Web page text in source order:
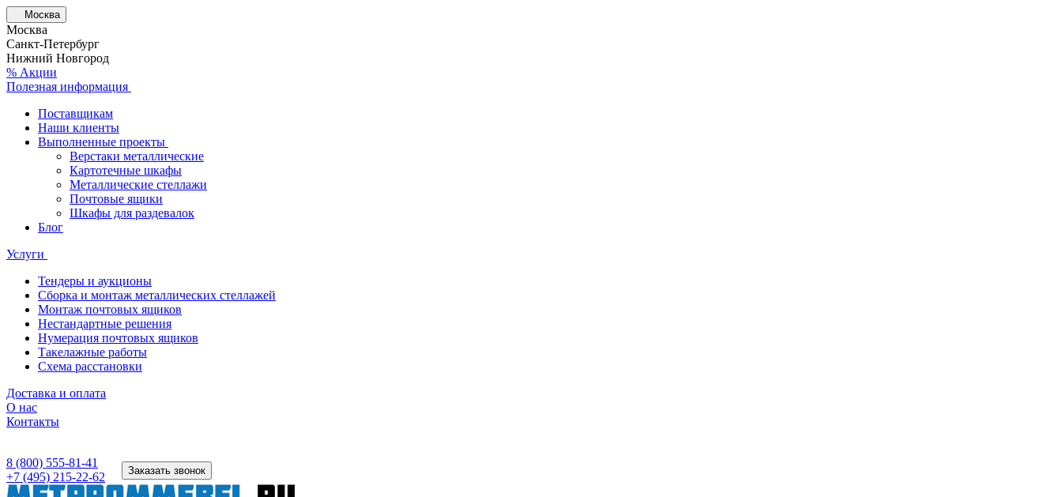
Москва
Москва
Санкт-Петербург
Нижний Новгород
% Акции
Полезная информация
Поставщикам
Наши клиенты
Выполненные проекты
Верстаки металлические
Картотечные шкафы
Металлические стеллажи
Почтовые ящики
Шкафы для раздевалок
Блог
Услуги
Тендеры и аукционы
Сборка и монтаж металлических стеллажей
Монтаж почтовых ящиков
Нестандартные решения
Нумерация почтовых ящиков
Такелажные работы
Схема расстановки
Доставка и оплата
О нас
Контакты
8 (800) 555-81-41
+7 (495) 215-22-62
Заказать звонок